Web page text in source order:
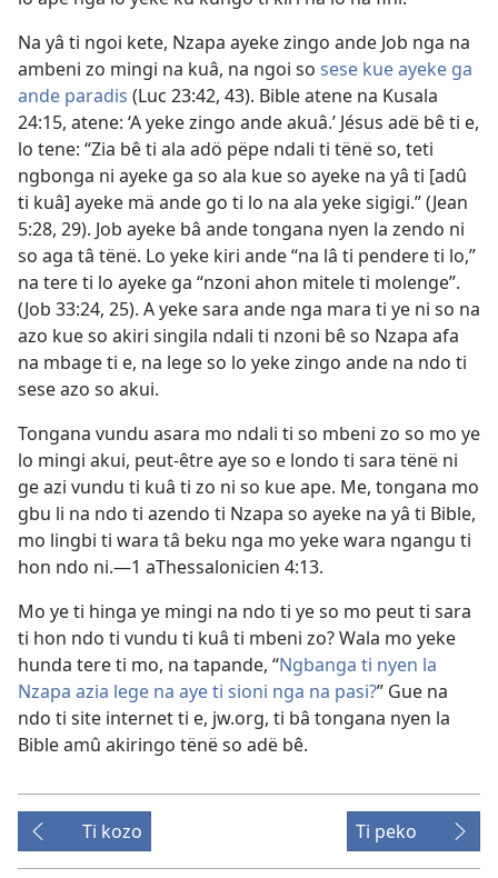
Na yâ ti ngoi kete, Nzapa ayeke zingo ande Job nga na
ambeni zo mingi na kuâ, na ngoi so sese kue ayeke ga
ande paradis (Luc 23:42, 43). Bible atene na Kusala
24:15, atene: ‘A yeke zingo ande akuâ.’ Jésus adë bê ti e,
lo tene: “Zia bê ti ala adö pëpe ndali ti tënë so, teti
ngbonga ni ayeke ga so ala kue so ayeke na yâ ti [adû
ti kuâ] ayeke mä ande go ti lo na ala yeke sigigi.” (Jean
5:28, 29). Job ayeke bâ ande tongana nyen la zendo ni
so aga tâ tënë. Lo yeke kiri ande “na lâ ti pendere ti lo,”
na tere ti lo ayeke ga “nzoni ahon mitele ti molenge”.
(Job 33:24, 25). A yeke sara ande nga mara ti ye ni so na
azo kue so akiri singila ndali ti nzoni bê so Nzapa afa
na mbage ti e, na lege so lo yekezingo ande na ndo ti
sese azo so akui.
Tongana vundu asara mo ndali ti so mbeni zo so mo ye
lo mingi akui, peut-être aye so e londo ti sara tënë ni
ge azi vundu ti kuâ ti zo ni so kue ape. Me, tongana mo
gbu li na ndo ti azendo ti Nzapa so ayeke na yâ ti Bible,
mo lingbi ti wara tâ beku nga mo yeke wara ngangu ti
hon ndo ni.—1 aThessalonicien 4:13.
Mo ye ti hinga ye mingi na ndo ti ye so mo peut ti sara
ti hon ndo ti vundu ti kuâ ti mbeni zo? Wala mo yeke
hunda tere ti mo, na tapande, “Ngbanga ti nyen la
Nzapa azia lege na aye ti sioni nga na pasi?” Gue na
ndo ti site internet ti e, jw.org, ti bâ tongana nyen la
Bible amû akiringo tënë so adë bê.
Ti kozo Ti peko